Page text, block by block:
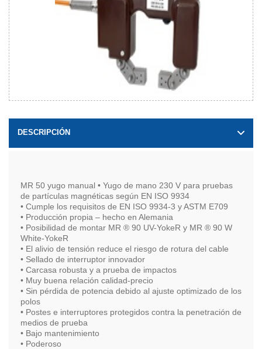
DESCRIPCIÓN
MR 50 yugo manual • Yugo de mano 230 V para pruebas
de partículas magnéticas según EN ISO 9934
• Cumple los requisitos de EN ISO 9934-3 y ASTM E709
• Producción propia – hecho en Alemania
• Posibilidad de montar MR ® 90 UV-YokeR y MR ® 90 W
White-YokeR
• El alivio de tensión reduce el riesgo de rotura del cable
• Sellado de interruptor innovador
• Carcasa robusta y a prueba de impactos
• Muy buena relación calidad-precio
• Sin pérdida de potencia debido al ajuste optimizado de los
polos
• Postes e interruptores protegidos contra la penetración de
medios de prueba
• Bajo mantenimiento
• Poderoso